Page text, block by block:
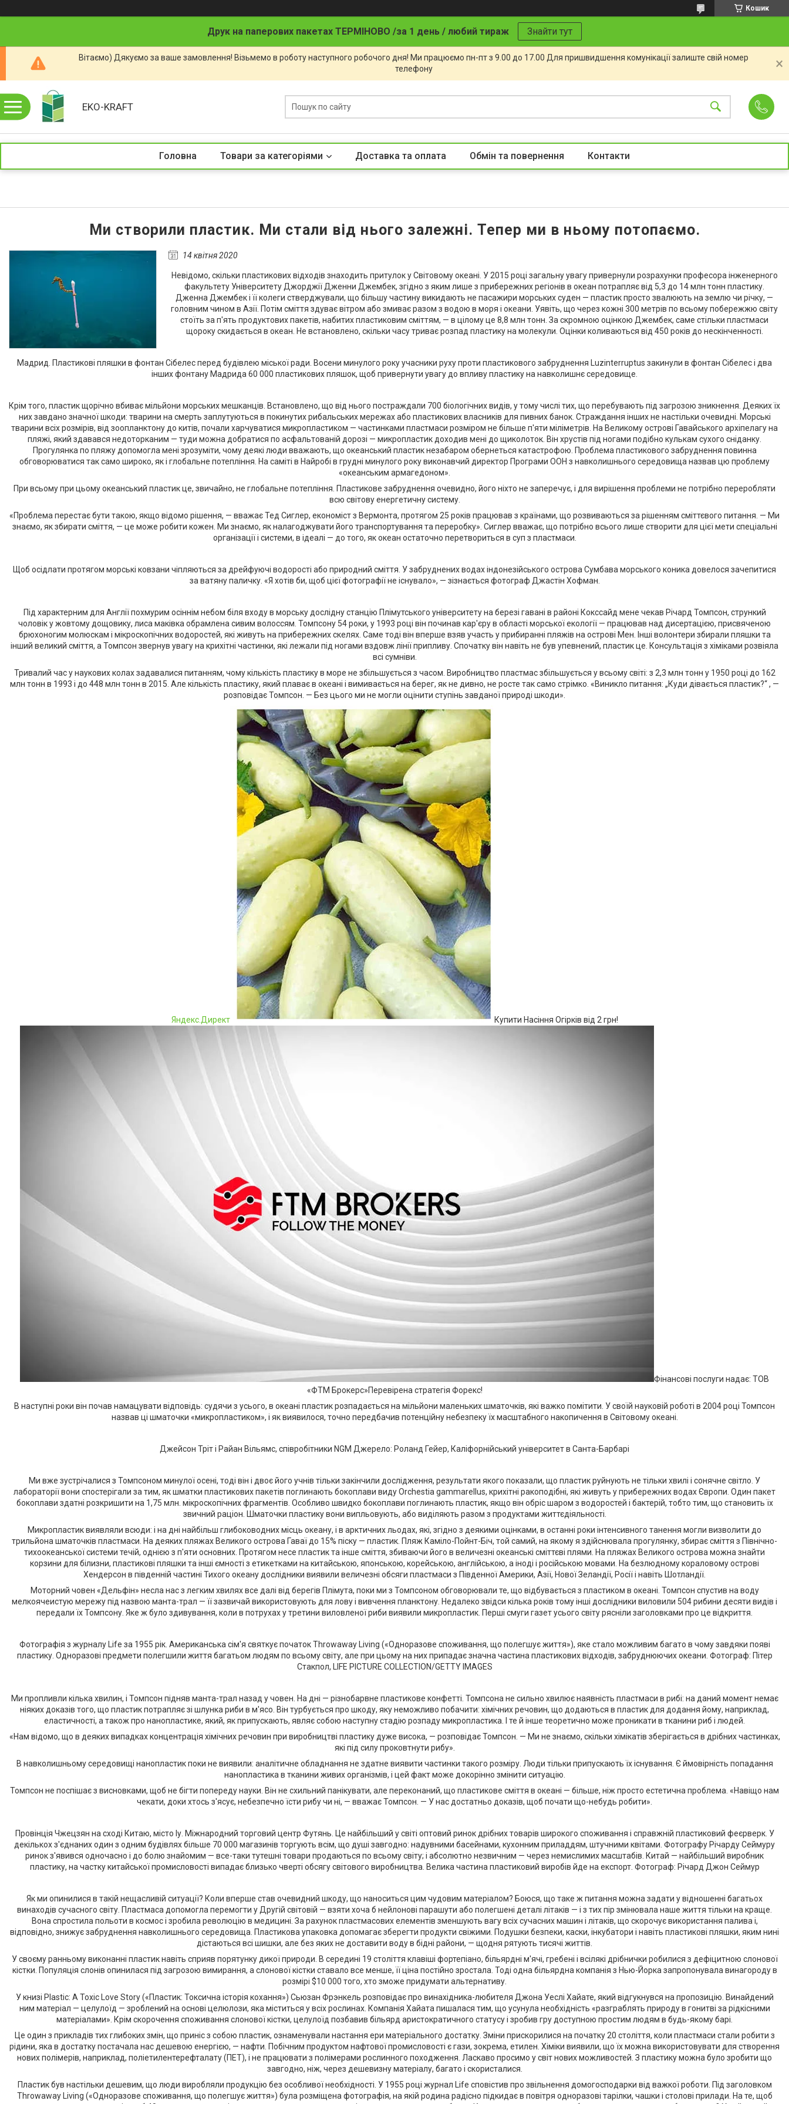
Кошик
Друк на паперових пакетах ТЕРМІНОВО /за 1 день / любий тираж Знайти тут
Вітаємо) Дякуємо за ваше замовлення! Візьмемо в роботу наступного робочого дня! Ми працюємо пн-пт з 9.00 до 17.00 Для пришвидшення комунікації залиште свій номер
телефону
EKO-KRAFT
Головна Товари за категоріями Доставка та оплата Обмін та повернення Контакти
Ми створили пластик. Ми стали від нього залежні. Тепер ми в ньому потопаємо.
14 квітня 2020
Невідомо, скільки пластикових відходів знаходить притулок у Світовому океані. У 2015 році загальну увагу привернули розрахунки професора інженерного
факультету Університету Джорджії Дженни Джембек, згідно з яким лише з прибережних регіонів в океан потрапляє від 5,3 до 14 млн тонн пластику.
Дженна Джембек і її колеги стверджували, що більшу частину викидають не пасажири морських суден — пластик просто звалюють на землю чи річку, —
головним чином в Азії. Потім сміття здуває вітром або змиває разом з водою в моря і океани. Уявіть, що через кожні 300 метрів по всьому побережжю світу
стоїть за п'ять продуктових пакетів, набитих пластиковим сміттям, — в цілому це 8,8 млн тонн. За скромною оцінкою Джембек, саме стільки пластмаси
щороку скидається в океан. Не встановлено, скільки часу триває розпад пластику на молекули. Оцінки коливаються від 450 років до нескінченності.
Мадрид. Пластикові пляшки в фонтан Сібелес перед будівлею міської ради. Восени минулого року учасники руху проти пластикового забруднення Luzinterruptus закинули в фонтан Сібелес і два
інших фонтану Мадрида 60 000 пластикових пляшок, щоб привернути увагу до впливу пластику на навколишнє середовище.
Крім того, пластик щорічно вбиває мільйони морських мешканців. Встановлено, що від нього постраждали 700 біологічних видів, у тому числі тих, що перебувають під загрозою зникнення. Деяких їх
них завдано значної шкоди: тварини на смерть заплутуються в покинутих рибальських мережах або пластикових власників для пивних банок. Страждання інших не настільки очевидні. Морські
тварини всіх розмірів, від зоопланктону до китів, почали харчуватися микропластиком — частинками пластмаси розміром не більше п'яти міліметрів. На Великому острові Гавайського архіпелагу на
пляжі, який здавався недоторканим — туди можна добратися по асфальтованій дорозі — микропластик доходив мені до щиколоток. Він хрустів під ногами подібно кулькам сухого сніданку.
Прогулянка по пляжу допомогла мені зрозуміти, чому деякі люди вважають, що океанський пластик незабаром обернеться катастрофою. Проблема пластикового забруднення повинна
обговорюватися так само широко, як і глобальне потепління. На саміті в Найробі в грудні минулого року виконавчий директор Програми ООН з навколишнього середовища назвав цю проблему
«океанським армагедоном».
При всьому при цьому океанський пластик це, звичайно, не глобальне потепління. Пластикове забруднення очевидно, його ніхто не заперечує, і для вирішення проблеми не потрібно переробляти
всю світову енергетичну систему.
«Проблема перестає бути такою, якщо відомо рішення, — вважає Тед Сиглер, економіст з Вермонта, протягом 25 років працював з країнами, що розвиваються за рішенням сміттєвого питання. — Ми
знаємо, як збирати сміття, — це може робити кожен. Ми знаємо, як налагоджувати його транспортування та переробку». Сиглер вважає, що потрібно всього лише створити для цієї мети спеціальні
організації і системи, в ідеалі — до того, як океан остаточно перетвориться в суп з пластмаси.
Щоб осідлати протягом морські ковзани чіпляються за дрейфуючі водорості або природний сміття. У забруднених водах індонезійського острова Сумбава морського коника довелося зачепитися
за ватяну паличку. «Я хотів би, щоб цієї фотографії не існувало», — зізнається фотограф Джастін Хофман.
Під характерним для Англії похмурим осіннім небом біля входу в морську дослідну станцію Плімутського університету на березі гавані в районі Кокссайд мене чекав Річард Томпсон, стрункий
чоловік у жовтому дощовику, лиса маківка обрамлена сивим волоссям. Томпсону 54 роки, у 1993 році він починав кар'єру в області морської екології — працював над дисертацією, присвяченою
брюхоногим молюскам і мікроскопічних водоростей, які живуть на прибережних скелях. Саме тоді він вперше взяв участь у прибиранні пляжів на острові Мен. Інші волонтери збирали пляшки та
інший великий сміття, а Томпсон звернув увагу на крихітні частинки, які лежали під ногами вздовж лінії припливу. Спочатку він навіть не був упевнений, пластик це. Консультація з хіміками розвіяла
всі сумніви.
Тривалий час у наукових колах задавалися питанням, чому кількість пластику в море не збільшується з часом. Виробництво пластмас збільшується у всьому світі: з 2,3 млн тонн у 1950 році до 162
млн тонн в 1993 і до 448 млн тонн в 2015. Але кількість пластику, який плаває в океані і вимивається на берег, як не дивно, не росте так само стрімко. «Виникло питання: „Куди дівається пластик?“ , —
розповідає Томпсон. — Без цього ми не могли оцінити ступінь завданої природі шкоди».
Яндекс.Директ Купити Насіння Огірків від 2 грн!
Фінансові послуги надає: ТОВ
«ФТМ Брокерс»Перевірена стратегія Форекс!
В наступні роки він почав намацувати відповідь: судячи з усього, в океані пластик розпадається на мільйони маленьких шматочків, які важко помітити. У своїй науковій роботі в 2004 році Томпсон
назвав ці шматочки «микропластиком», і як виявилося, точно передбачив потенційну небезпеку їх масштабного накопичення в Світовому океані.
Джейсон Тріт і Райан Вільямс, співробітники NGM Джерело: Роланд Гейер, Каліфорнійський університет в Санта-Барбарі
Ми вже зустрічалися з Томпсоном минулої осені, тоді він і двоє його учнів тільки закінчили дослідження, результати якого показали, що пластик руйнують не тільки хвилі і сонячне світло. У
лабораторії вони спостерігали за тим, як шматки пластикових пакетів поглинають бокоплави виду Orchestia gammarellus, крихітні ракоподібні, які живуть у прибережних водах Європи. Один пакет
бокоплави здатні розкришити на 1,75 млн. мікроскопічних фрагментів. Особливо швидко бокоплави поглинають пластик, якщо він обріс шаром з водоростей і бактерій, тобто тим, що становить їх
звичний раціон. Шматочки пластику вони випльовують, або виділяють разом з продуктами життєдіяльності.
Микропластик виявляли всюди: і на дні найбільш глибоководних місць океану, і в арктичних льодах, які, згідно з деякими оцінками, в останні роки інтенсивного танення могли визволити до
трильйона шматочків пластмаси. На деяких пляжах Великого острова Гаваї до 15% піску — пластик. Пляж Каміло-Пойнт-Біч, той самий, на якому я здійснювала прогулянку, збирає сміття з Північно-
тихоокеанської системи течій, однією з п'яти основних. Протягом несе пластик та інше сміття, збиваючи його в величезні океанські сміттєві плями. На пляжах Великого острова можна знайти
корзини для білизни, пластикові пляшки та інші ємності з етикетками на китайською, японською, корейською, англійською, а іноді і російською мовами. На безлюдному кораловому острові
Хендерсон в південній частині Тихого океану дослідники виявили величезні обсяги пластмаси з Південної Америки, Азії, Нової Зеландії, Росії і навіть Шотландії.
Моторний човен «Дельфін» несла нас з легким хвилях все далі від берегів Плімута, поки ми з Томпсоном обговорювали те, що відбувається з пластиком в океані. Томпсон спустив на воду
мелкоячеистую мережу під назвою манта-трал — її зазвичай використовують для лову і вивчення планктону. Недалеко звідси кілька років тому інші дослідники виловили 504 рибини десяти видів і
передали їх Томпсону. Яке ж було здивування, коли в потрухах у третини виловленої риби виявили микропластик. Перші смуги газет усього світу рясніли заголовками про це відкриття.
Фотографія з журналу Life за 1955 рік. Американська сім'я святкує початок Throwaway Living («Одноразове споживання, що полегшує життя»), яке стало можливим багато в чому завдяки появі
пластику. Одноразові предмети полегшили життя багатьом людям по всьому світу, але при цьому на них припадає значна частина пластикових відходів, забруднюючих океани. Фотограф: Пітер
Стакпол, LIFE PICTURE COLLECTION/GETTY IMAGES
Ми пропливли кілька хвилин, і Томпсон підняв манта-трал назад у човен. На дні — різнобарвне пластикове конфетті. Томпсона не сильно хвилює наявність пластмаси в рибі: на даний момент немає
ніяких доказів того, що пластик потрапляє зі шлунка риби в м'ясо. Він турбується про шкоду, яку неможливо побачити: хімічних речовин, що додаються в пластик для додання йому, наприклад,
еластичності, а також про нанопластике, який, як припускають, являє собою наступну стадію розпаду микропластика. І те й інше теоретично може проникати в тканини риб і людей.
«Нам відомо, що в деяких випадках концентрація хімічних речовин при виробництві пластику дуже висока, — розповідає Томпсон. — Ми не знаємо, скільки хімікатів зберігається в дрібних частинках,
які під силу проковтнути рибу».
В навколишньому середовищі нанопластик поки не виявили: аналітичне обладнання не здатне виявити частинки такого розміру. Люди тільки припускають їх існування. Є ймовірність попадання
нанопластика в тканини живих організмів, і цей факт може докорінно змінити ситуацію.
Томпсон не поспішає з висновками, щоб не бігти попереду науки. Він не схильний панікувати, але переконаний, що пластикове сміття в океані — більше, ніж просто естетична проблема. «Навіщо нам
чекати, доки хтось з'ясує, небезпечно їсти рибу чи ні, — вважає Томпсон. — У нас достатньо доказів, щоб почати що-небудь робити».
Провінція Чжецзян на сході Китаю, місто Іу. Міжнародний торговий центр Футянь. Це найбільший у світі оптовий ринок дрібних товарів широкого споживання і справжній пластиковий феєрверк. У
декількох з'єднаних один з одним будівлях більше 70 000 магазинів торгують всім, що душі завгодно: надувними басейнами, кухонним приладдям, штучними квітами. Фотографу Річарду Сеймуру
ринок з'явився одночасно і до болю знайомим — все-таки тутешні товари продаються по всьому світу; і абсолютно незвичним — через немислимих масштабів. Китай — найбільший виробник
пластику, на частку китайської промисловості випадає близько чверті обсягу світового виробництва. Велика частина пластиковий виробів йде на експорт. Фотограф: Річард Джон Сеймур
Як ми опинилися в такій нещасливій ситуації? Коли вперше став очевидний шкоду, що наноситься цим чудовим матеріалом? Боюся, що таке ж питання можна задати у відношенні багатьох
винаходів сучасного світу. Пластмаса допомогла перемогти у Другій світовій — взяти хоча б нейлонові парашути або полегшені деталі літаків — і з тих пір змінювала наше життя тільки на краще.
Вона спростила польоти в космос і зробила революцію в медицині. За рахунок пластмасових елементів зменшують вагу всіх сучасних машин і літаків, що скорочує використання палива і,
відповідно, знижує забруднення навколишнього середовища. Пластикова упаковка допомагає зберегти продукти свіжими. Подушки безпеки, каски, інкубатори і навіть пластикові пляшки, яким нині
дістаються всі шишки, але без яких не доставити воду в бідні райони, — щодня рятують тисячі життів.
У своєму ранньому виконанні пластик навіть сприяв порятунку дикої природи. В середині 19 століття клавіші фортепіано, більярдні м'ячі, гребені і всілякі дрібнички робилися з дефіцитною слонової
кістки. Популяція слонів опинилася під загрозою вимирання, а слонової кістки ставало все менше, її ціна постійно зростала. Тоді одна більярдна компанія з Нью-Йорка запропонувала винагороду в
розмірі $10 000 того, хто зможе придумати альтернативу.
У книзі Plastic: A Toxic Love Story («Пластик: Токсична історія кохання») Сьюзан Фрэнкель розповідає про винахідника-любителя Джона Уеслі Хайате, який відгукнувся на пропозицію. Винайдений
ним матеріал — целулоїд — зроблений на основі целюлози, яка міститься у всіх рослинах. Компанія Хайата пишалася тим, що усунула необхідність «разграблять природу в гонитві за рідкісними
матеріалами». Крім скорочення споживання слонової кістки, целулоїд позбавив більярд аристократичного статусу і зробив гру доступною простим людям в будь-якому барі.
Це один з прикладів тих глибоких змін, що приніс з собою пластик, ознаменували настання ери матеріального достатку. Зміни прискорилися на початку 20 століття, коли пластмаси стали робити з
рідини, яка в достатку постачала нас дешевою енергією, — нафти. Побічним продуктом нафтової промисловості є гази, зокрема, етилен. Хіміки виявили, що їх можна використовувати для створення
нових полімерів, наприклад, поліетилентерефталату (ПЕТ), і не працювати з полімерами рослинного походження. Ласкаво просимо у світ нових можливостей. З пластику можна було зробити що
завгодно, ніж, через дешевизну матеріалу, багато і скористалися.
Пластик був настільки дешевим, що люди виробляли продукцію без особливої необхідності. У 1955 році журнал Life сповістив про звільнення домогосподарки від важкої роботи. Під заголовком
Throwaway Living («Одноразове споживання, що полегшує життя») була розміщена фотографія, на якій родина радісно підкидає в повітря одноразові тарілки, чашки і столові прилади. На те, щоб